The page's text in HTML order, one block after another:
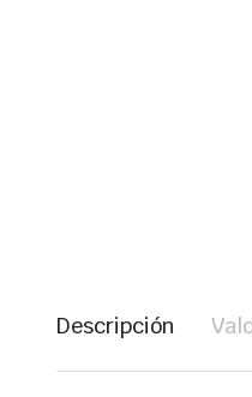
Descripción